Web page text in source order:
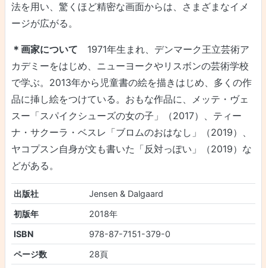
法を用い、驚くほど精密な画面からは、さまざまなイメ
ージが広がる。
＊画家について 1971年生まれ、デンマーク王立芸術ア
カデミーをはじめ、ニューヨークやリスボンの芸術学校
で学ぶ。2013年から児童書の絵を描きはじめ、多くの作
品に挿し絵をつけている。おもな作品に、メッテ・ヴェ
スー「スパイクシューズの女の子」（2017）、ティー
ナ・サクーラ・ベスレ「ブロムのおはなし」（2019）、
ヤコプスン自身が文も書いた「反対っぽい」（2019）な
どがある。
出版社
Jensen & Dalgaard
初版年
2018年
ISBN
978-87-7151-379-0
ページ数
28頁